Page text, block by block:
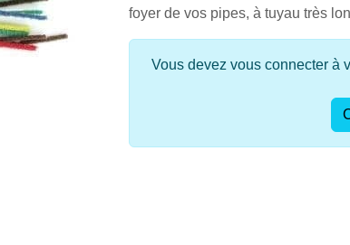
foyer de vos pipes, à tuyau très
Vous devez vous connecter à